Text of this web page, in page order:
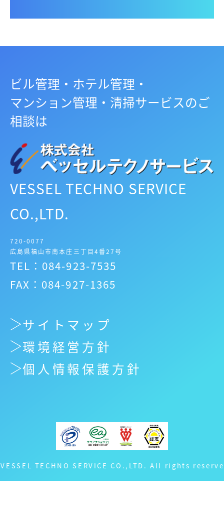
ビル管理・ホテル管理・
マンション管理・清掃サービスのご
相談は
VESSEL TECHNO SERVICE
CO.,LTD.
720-0077
広島県福山市南本庄三丁目4番27号
TEL：084-923-7535
FAX：084-927-1365
TECHNO SERVICE CO.,LTD. All rights
サイトマップ
環境経営方針
個人情報保護方針